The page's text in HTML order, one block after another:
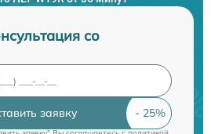
со
заявку